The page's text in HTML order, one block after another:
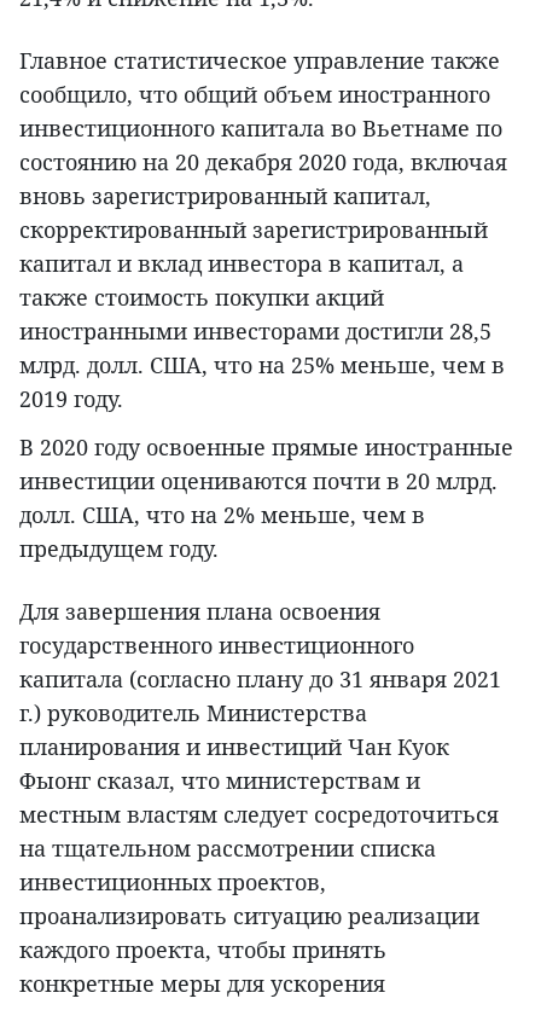
Главное статистическое управление также
сообщило, что общий объем иностранного
инвестиционного капитала во Вьетнаме по
состоянию на 20 декабря 2020 года, включая
вновь зарегистрированный капитал,
скорректированный зарегистрированный
капитал и вклад инвестора в капитал, а
также стоимость покупки акций
иностранными инвесторами достигли 28,5
млрд. долл. США, что на 25% меньше, чем в
2019 году.
В 2020 году освоенные прямые иностранные
инвестиции оцениваются почти в 20 млрд.
долл. США, что на 2% меньше, чем в
предыдущем году.
Для завершения плана освоения
государственного инвестиционного
капитала (согласно плану до 31 января 2021
г.) руководитель Министерства
планирования и инвестиций Чан Куок
Фыонг сказал, что министерствам и
местным властям следует сосредоточиться
на тщательном рассмотрении списка
инвестиционных проектов,
проанализировать ситуацию реализации
каждого проекта, чтобы принять
конкретные меры для ускорения